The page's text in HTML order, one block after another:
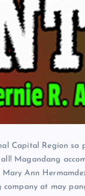
Capital Region sa
Magandang
Ann
at may